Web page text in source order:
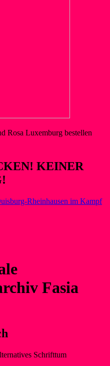
Rosa Luxemburg bestellen
KEINER
Rheinhausen im Kampf
Fasia
Schrifttum